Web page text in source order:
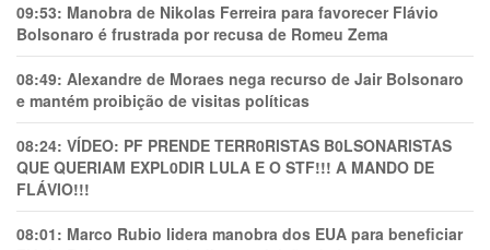
09:53: Manobra de Nikolas Ferreira para favorecer Flávio
Bolsonaro é frustrada por recusa de Romeu Zema
08:49: Alexandre de Moraes nega recurso de Jair Bolsonaro
e mantém proibição de visitas políticas
08:24: VÍDEO: PF PRENDE TERR0RlSTAS B0LSONARlSTAS
QUE QUERIAM EXPL0DlR LULA E O STF!!! A MANDO DE
FLÁVIO!!!
08:01: Marco Rubio lidera manobra dos EUA para beneficiar